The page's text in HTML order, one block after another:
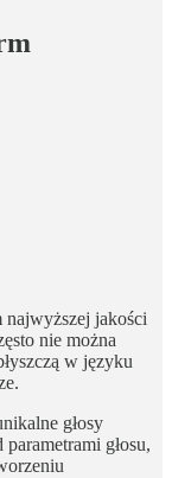
najwyższej jakości
nie można
w języku
głosy
głosu,